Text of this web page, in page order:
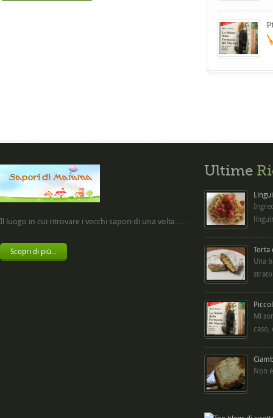
Il luogo in cui ritrovare i vecchi sapori di una volta.......
Scopri di più...
Ultime
Torta
Una
Mi
caso,
Non